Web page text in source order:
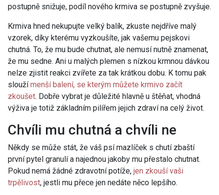
postupně snižuje, podíl nového krmiva se postupně zvyšuje.
Krmiva hned nekupujte velký balík, zkuste nejdříve malý
vzorek, díky kterému vyzkoušíte, jak vašemu pejskovi
chutná. To, že mu bude chutnat, ale nemusí nutně znamenat,
že mu sedne. Ani u malých plemen s nízkou krmnou dávkou
nelze zjistit reakci zvířete za tak krátkou dobu. K tomu pak
sloužímenší balení, se kterým můžete krmivo začít
zkoušet. Dobře vybrat je důležité hlavně u štěňat, vhodná
výživa je totiž základním pilířem jejich zdraví na celý život.
Chvíli mu chutná a chvíli ne
Někdy se může stát, že váš psí mazlíček s chutí zbaští
první pytel granulí a najednou jakoby mu přestalo chutnat.
Pokud nemá žádné zdravotní potíže, jen zkouší vaši
trpělivost, jestli mu přece jen nedáte něco lepšího.